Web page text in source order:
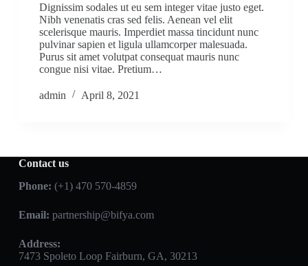
Dignissim sodales ut eu sem integer vitae justo eget.
Nibh venenatis cras sed felis. Aenean vel elit
scelerisque mauris. Imperdiet massa tincidunt nunc
pulvinar sapien et ligula ullamcorper malesuada.
Purus sit amet volutpat consequat mauris nunc
congue nisi vitae. Pretium…
admin April 8, 2021
Contact us
Phone: (+1) 470 570-4859
Email: partnership@bifya.com
Address:
7473 Spoleto Loop Fairburn, GA, 30213